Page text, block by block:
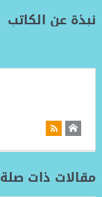
نبذة عن الكاتب
مقالات ذات صلة